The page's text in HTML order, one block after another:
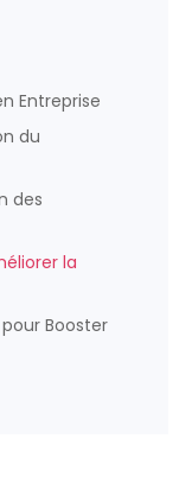
Entreprise
du
des
la
Booster